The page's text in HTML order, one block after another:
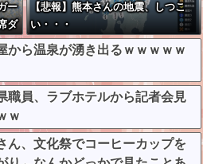
ー
ダ
い
【悲報】熊本さんの地震、しつこ
い・・・
から温泉が湧き出るｗｗｗｗｗ
職員、ラブホテルから記者会見
ｗ
ん、文化祭でコーヒーカップを